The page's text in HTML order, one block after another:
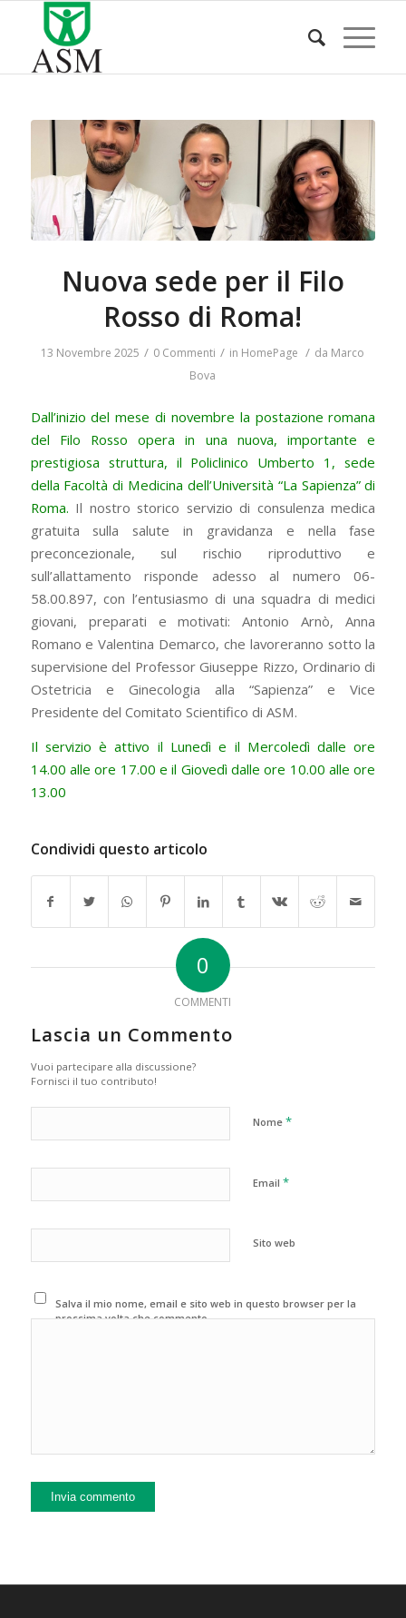
Nuova sede per il Filo
Rosso di Roma!
13 Novembre 2025 / 0 Commenti / in HomePage / da Marco
Bova
Dall’inizio del mese di novembre la postazione romana
del Filo Rosso opera in una nuova, importante e
prestigiosa struttura, il Policlinico Umberto 1, sede
della Facoltà di Medicina dell’Università “La Sapienza” di
Roma. Il nostro storico servizio di consulenza medica
gratuita sulla salute in gravidanza e nella fase
preconcezionale, sul rischio riproduttivo e
sull’allattamento risponde adesso al numero 06-
58.00.897, con l’entusiasmo di una squadra di medici
giovani, preparati e motivati: Antonio Arnò, Anna
Romano e Valentina Demarco, che lavoreranno sotto la
supervisione del Professor Giuseppe Rizzo, Ordinario di
Ostetricia e Ginecologia alla “Sapienza” e Vice
Presidente del Comitato Scientifico di ASM.
Il servizio è attivo il Lunedì e il Mercoledì dalle ore
14.00 alle ore 17.00 e il Giovedì dalle ore 10.00 alle ore
13.00
Condividi questo articolo
0
COMMENTI
Lascia un Commento
Vuoi partecipare alla discussione?
Fornisci il tuo contributo!
Nome *
Email *
Sito web
Salva il mio nome, email e sito web in questo browser per la
prossima volta che commento.